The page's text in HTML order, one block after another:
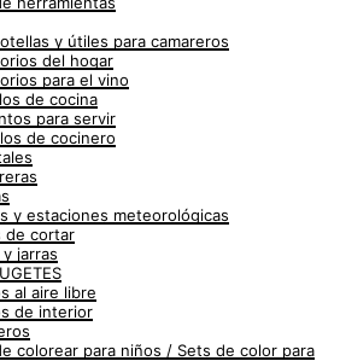
y útiles para camareros
del hogar
para el vino
de cocina
para servir
de cocinero
y estaciones meteorológicas
de cortar
jarras
al aire libre
de interior
colorear para niños / Sets de color para